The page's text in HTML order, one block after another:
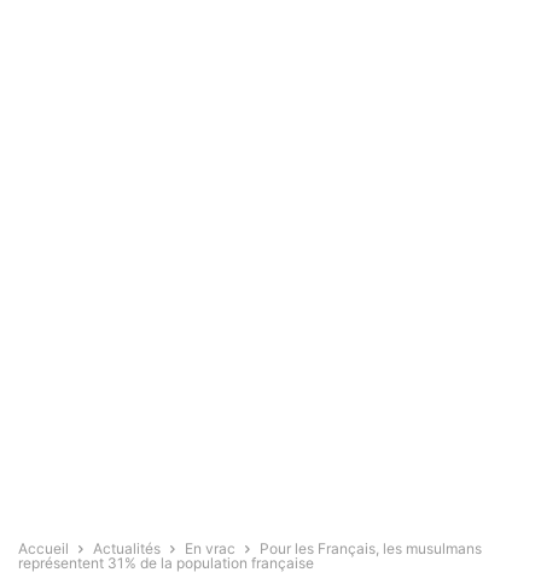
Accueil Actualités En vrac
Pour les Français, les musulmans
représentent 31% de la population française